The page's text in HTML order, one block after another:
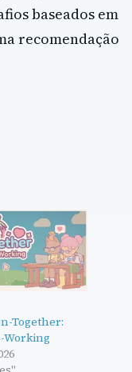
baseados em
recomendação
Together:
Working